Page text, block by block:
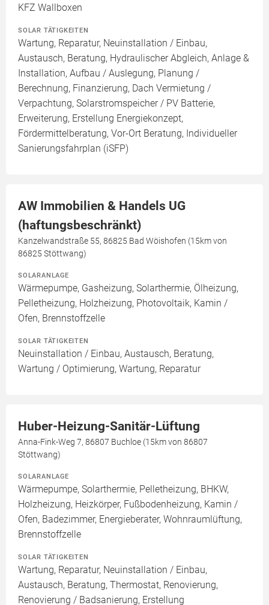
KFZ Wallboxen
SOLAR TÄTIGKEITEN
Wartung, Reparatur, Neuinstallation / Einbau,
Austausch, Beratung, Hydraulischer Abgleich, Anlage &
Installation, Aufbau / Auslegung, Planung /
Berechnung, Finanzierung, Dach Vermietung /
Verpachtung, Solarstromspeicher / PV Batterie,
Erweiterung, Erstellung Energiekonzept,
Fördermittelberatung, Vor-Ort Beratung, Individueller
Sanierungsfahrplan (iSFP)
AW Immobilien & Handels UG
(haftungsbeschränkt)
Kanzelwandstraße 55, 86825 Bad Wöishofen (15km von
86825 Stöttwang)
SOLARANLAGE
Wärmepumpe, Gasheizung, Solarthermie, Ölheizung,
Pelletheizung, Holzheizung, Photovoltaik, Kamin /
Ofen, Brennstoffzelle
SOLAR TÄTIGKEITEN
Neuinstallation / Einbau, Austausch, Beratung,
Wartung / Optimierung, Wartung, Reparatur
Huber-Heizung-Sanitär-Lüftung
Anna-Fink-Weg 7, 86807 Buchloe (15km von 86807
Stöttwang)
SOLARANLAGE
Wärmepumpe, Solarthermie, Pelletheizung, BHKW,
Holzheizung, Heizkörper, Fußbodenheizung, Kamin /
Ofen, Badezimmer, Energieberater, Wohnraumlüftung,
Brennstoffzelle
SOLAR TÄTIGKEITEN
Wartung, Reparatur, Neuinstallation / Einbau,
Austausch, Beratung, Thermostat, Renovierung,
Renovierung / Badsanierung, Erstellung